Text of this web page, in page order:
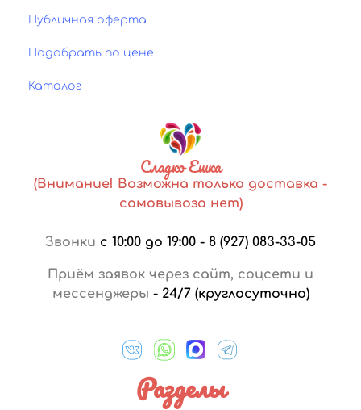
Публичная оферта
Подобрать по цене
Каталог
Сладко Ешка
(Внимание! Возможна только доставка -
самовывоза нет)
Звонки с 10:00 до 19:00 - 8 (927) 083-33-05
Приём заявок через сайт, соцсети и
мессенджеры - 24/7 (круглосуточно)
Разделы